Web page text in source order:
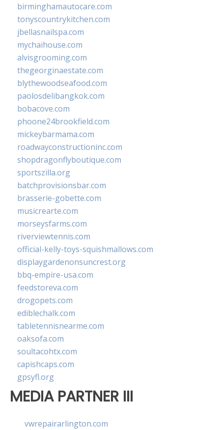
birminghamautocare.com
tonyscountrykitchen.com
jbellasnailspa.com
mychaihouse.com
alvisgrooming.com
thegeorginaestate.com
blythewoodseafood.com
paolosdelibangkok.com
bobacove.com
phoone24brookfield.com
mickeybarmama.com
roadwayconstructioninc.com
shopdragonflyboutique.com
sportszilla.org
batchprovisionsbar.com
brasserie-gobette.com
musicrearte.com
morseysfarms.com
riverviewtennis.com
official-kelly-toys-squishmallows.com
displaygardenonsuncrest.org
bbq-empire-usa.com
feedstoreva.com
drogopets.com
ediblechalk.com
tabletennisnearme.com
oaksofa.com
soultacohtx.com
capishcaps.com
gpsyfl.org
MEDIA PARTNER III
vwrepairarlington.com